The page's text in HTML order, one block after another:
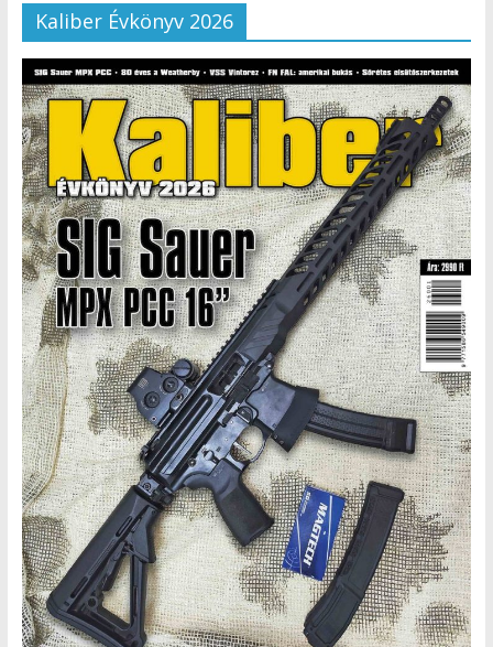
Kaliber Évkönyv 2026